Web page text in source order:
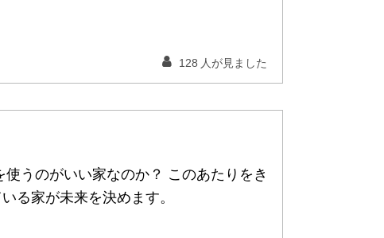
128 人が見ました
うのがいい家なのか？ このあたりをき
る家が未来を決めます。